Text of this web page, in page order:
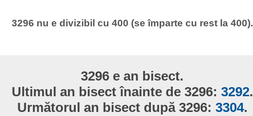
3296 nu e divizibil cu 400 (se împarte cu rest la 400).
3296 e an bisect.
Ultimul an bisect înainte de 3296: 3292.
Următorul an bisect după 3296: 3304.